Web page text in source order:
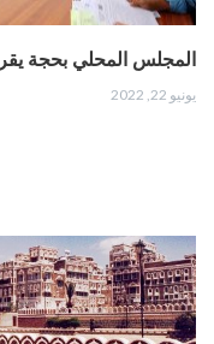
المجلس المحلي بحجة يقر
يونيو 22, 2022